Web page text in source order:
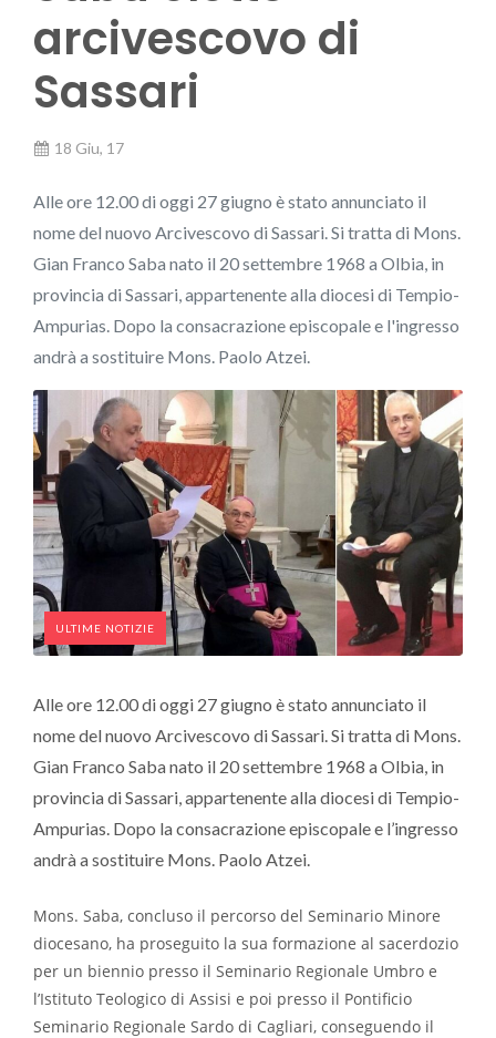
arcivescovo di
Sassari
18 Giu, 17
Alle ore 12.00 di oggi 27 giugno è stato annunciato il
nome del nuovo Arcivescovo di Sassari. Si tratta di Mons.
Gian Franco Saba nato il 20 settembre 1968 a Olbia, in
provincia di Sassari, appartenente alla diocesi di Tempio-
Ampurias. Dopo la consacrazione episcopale e l'ingresso
andrà a sostituire Mons. Paolo Atzei.
ULTIME NOTIZIE
Alle ore 12.00 di oggi 27 giugno è stato annunciato il
nome del nuovo Arcivescovo di Sassari. Si tratta di Mons.
Gian Franco Saba nato il 20 settembre 1968 a Olbia, in
provincia di Sassari, appartenente alla diocesi di Tempio-
Ampurias. Dopo la consacrazione episcopale e l’ingresso
andrà a sostituire Mons. Paolo Atzei.
Mons. Saba, concluso il percorso del Seminario Minore
diocesano, ha proseguito la sua formazione al sacerdozio
per un biennio presso il Seminario Regionale Umbro e
l’Istituto Teologico di Assisi e poi presso il Pontificio
Seminario Regionale Sardo di Cagliari, conseguendo il